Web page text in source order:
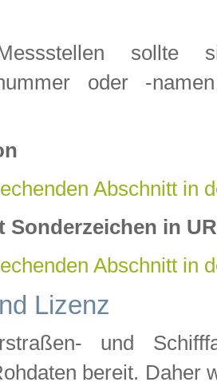
sollte
oder -
Abschnitt in
Sonderzeichen in
Abschnitt in
Lizenz
und
bereit. Daher